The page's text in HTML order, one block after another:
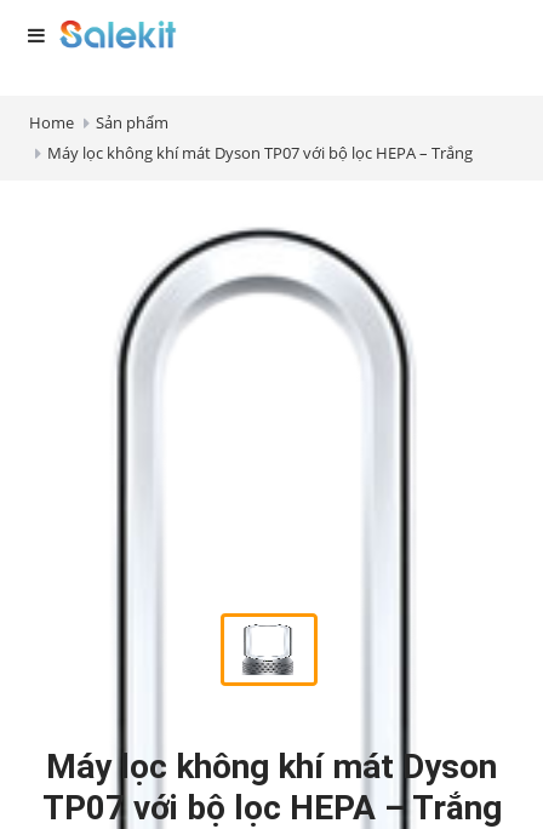
Home
Sản phẩm
Máy lọc không khí mát Dyson TP07 với bộ lọc HEPA – Trắng
Máy lọc không khí mát Dyson
TP07 với bộ lọc HEPA – Trắng